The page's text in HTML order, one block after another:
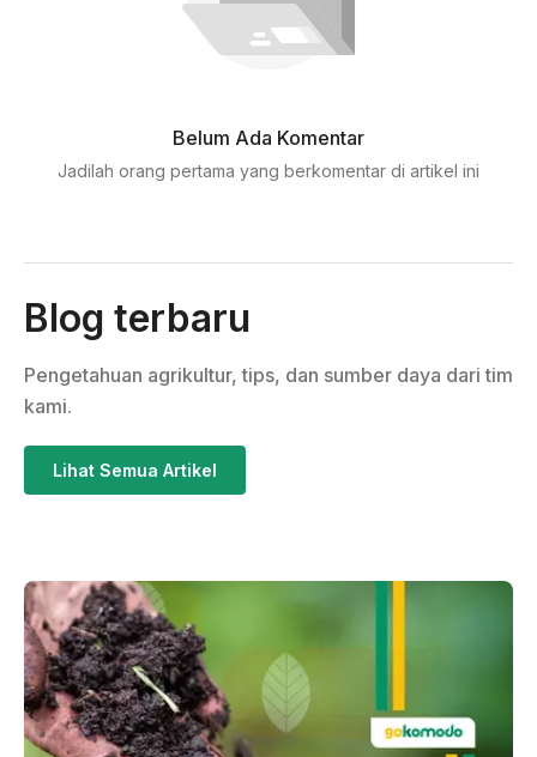
Belum Ada Komentar
Jadilah orang pertama yang berkomentar di artikel ini
Blog terbaru
Pengetahuan agrikultur, tips, dan sumber daya dari tim
kami.
Lihat Semua Artikel